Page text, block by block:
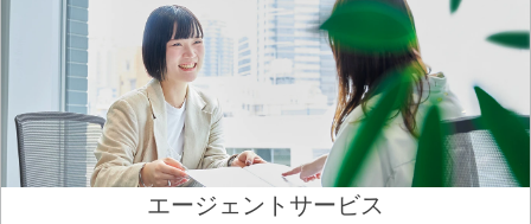
エージェントサービス